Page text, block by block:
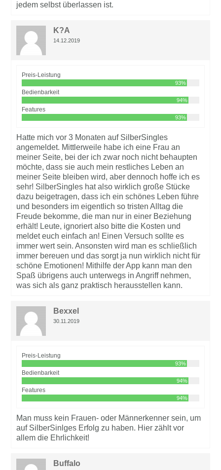
jedem selbst überlassen ist.
K?A
14.12.2019
Preis-Leistung
93%
Bedienbarkeit
94%
Features
93%
Hatte mich vor 3 Monaten auf SilberSingles
angemeldet. Mittlerweile habe ich eine Frau an
meiner Seite, bei der ich zwar noch nicht behaupten
möchte, dass sie auch mein restliches Leben an
meiner Seite bleiben wird, aber dennoch hoffe ich es
sehr! SilberSingles hat also wirklich große Stücke
dazu beigetragen, dass ich ein schönes Leben führe
und besonders im eigentlich so tristen Alltag die
Freude bekomme, die man nur in einer Beziehung
erhält! Leute, ignoriert also bitte die Kosten und
meldet euch einfach an! Einen Versuch sollte es
immer wert sein. Ansonsten wird man es schließlich
immer bereuen und das sorgt ja nun wirklich nicht für
schöne Emotionen! Mithilfe der App kann man den
Spaß übrigens auch unterwegs in Angriff nehmen,
was sich als ganz praktisch herausstellen kann.
Bexxel
30.11.2019
Preis-Leistung
93%
Bedienbarkeit
94%
Features
94%
Man muss kein Frauen- oder Männerkenner sein, um
auf SilberSinlges Erfolg zu haben. Hier zählt vor
allem die Ehrlichkeit!
Buffalo